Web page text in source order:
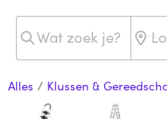
Alles / Klussen &